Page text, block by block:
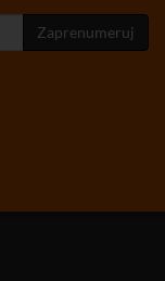
Zaprenumeruj